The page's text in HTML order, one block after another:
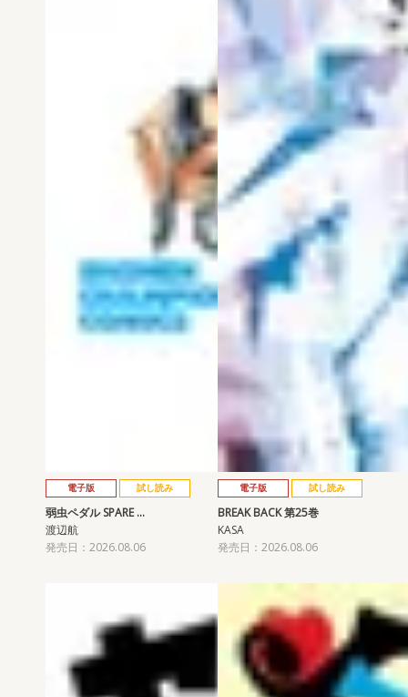
電子版 試し読み
弱虫ペダル SPARE …
渡辺航
発売日：2026.08.06
電子版 試し読み
BREAK BACK 第25巻
KASA
発売日：2026.08.06